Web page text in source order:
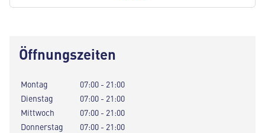
Öffnungszeiten
Montag
07:00 - 21:00
Dienstag
07:00 - 21:00
Mittwoch
07:00 - 21:00
Donnerstag
07:00 - 21:00